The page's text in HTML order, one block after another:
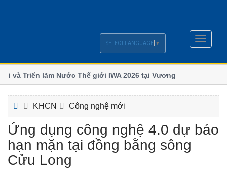
Toggle
Triển lãm Nước Thế giới IWA 2026 tại Vương quốc
số
và Hội nghị Quốc tế ngành Nước Borneo (BIWWEC
Bộ Xây
KHCN Công nghệ mới
Ứng dụng công nghệ 4.0 dự báo
hạn mặn tại đồng bằng sông
Cửu Long
SELECT LANGUAGE ▼